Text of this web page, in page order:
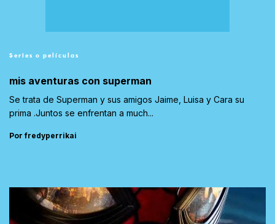
Series o películas
mis aventuras con superman
Se trata de Superman y sus amigos Jaime, Luisa y Cara su
prima .Juntos se enfrentan a much...
Por fredyperrikai